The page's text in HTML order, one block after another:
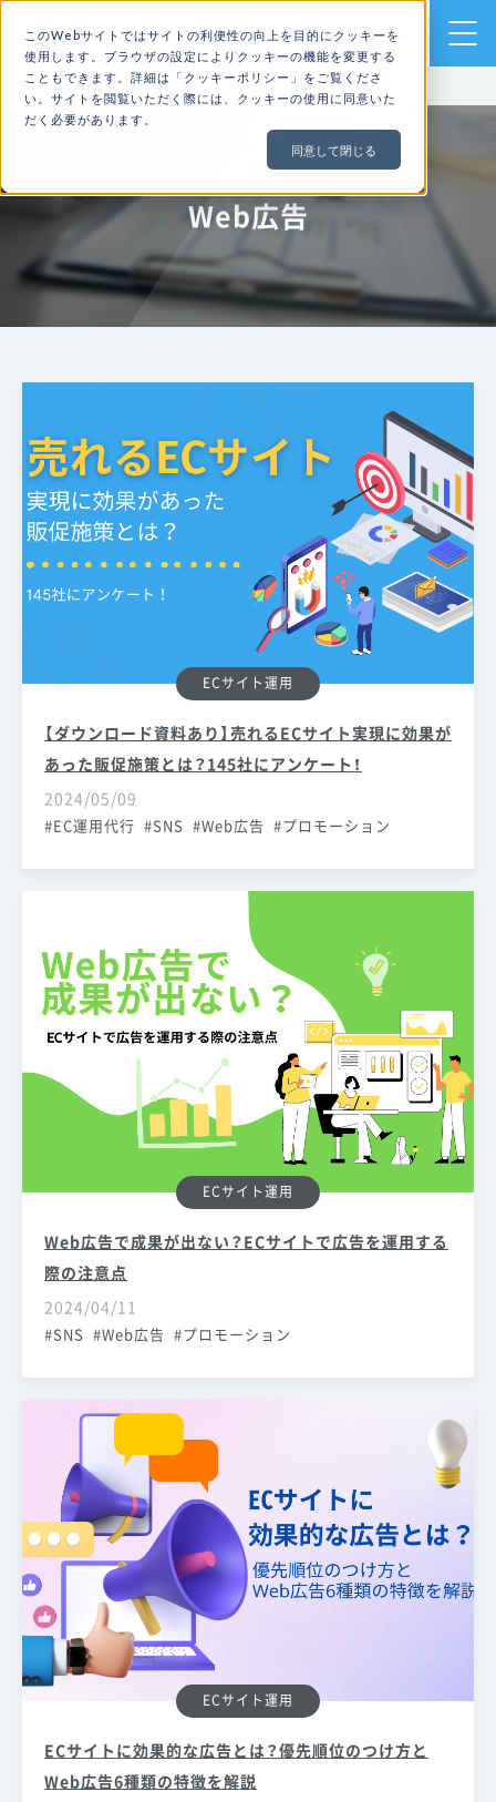
このWebサイトではサイトの利便性の向上を目的にクッキーを
使用します。ブラウザの設定によりクッキーの機能を変更する
こともできます。詳細は「 クッキーポリシー 」をご覧くださ
い。サイトを閲覧いただく際には、クッキーの使用に同意いた
だく必要があります。
同意して閉じる
ECサイト構築・運用ならHIT-MALL
TOP ブログ Web広告
Web広告
ECサイト運用
【ダウンロード資料あり】売れるECサイト実現に効果が
あった販促施策とは？145社にアンケート！
2024/05/09
EC運用代行 SNS Web広告 プロモーション
ECサイト運用
Web広告で成果が出ない？ECサイトで広告を運用する
際の注意点
2024/04/11
SNS Web広告 プロモーション
ECサイト運用
ECサイトに効果的な広告とは？優先順位のつけ方と
Web広告6種類の特徴を解説